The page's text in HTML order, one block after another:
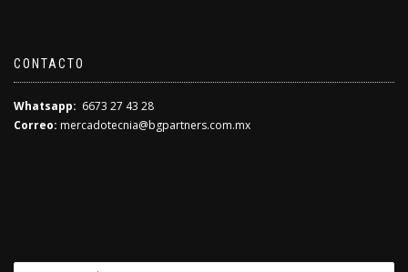
EN
CONTACTO
Whatsapp: 6673 27 43 28
Correo: mercadotecnia@bgpartners.com.mx